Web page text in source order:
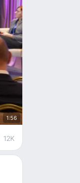
1:56
12K